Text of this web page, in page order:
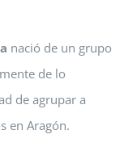
nació de un grupo
de lo
de agrupar a
en Aragón.